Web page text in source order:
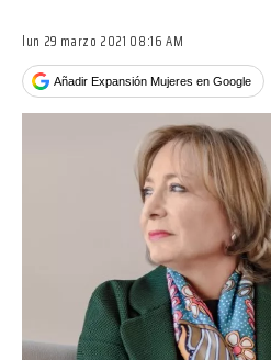
lun 29 marzo 2021 08:16 AM
Añadir Expansión Mujeres en Google